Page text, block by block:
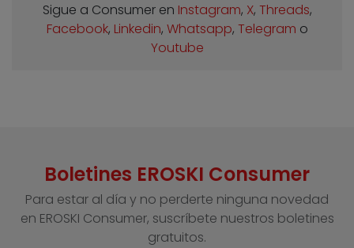
Sigue a Consumer en Instagram, X, Threads,
Facebook, Linkedin, Whatsapp, Telegram o
Youtube
Boletines EROSKI Consumer
Para estar al día y no perderte ninguna novedad
en EROSKI Consumer, suscríbete nuestros boletines
gratuitos.